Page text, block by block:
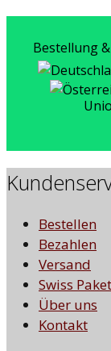
Bestellung
Bestellen
Bezahlen
Versand
Swiss Paket
Über uns
Kontakt